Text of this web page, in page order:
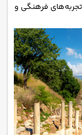
1404 می‌توانید تجربه‌های فرهنگی و